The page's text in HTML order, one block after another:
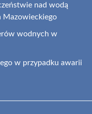
nad wodą
Mazowieckiego
wodnych w
w przypadku awarii